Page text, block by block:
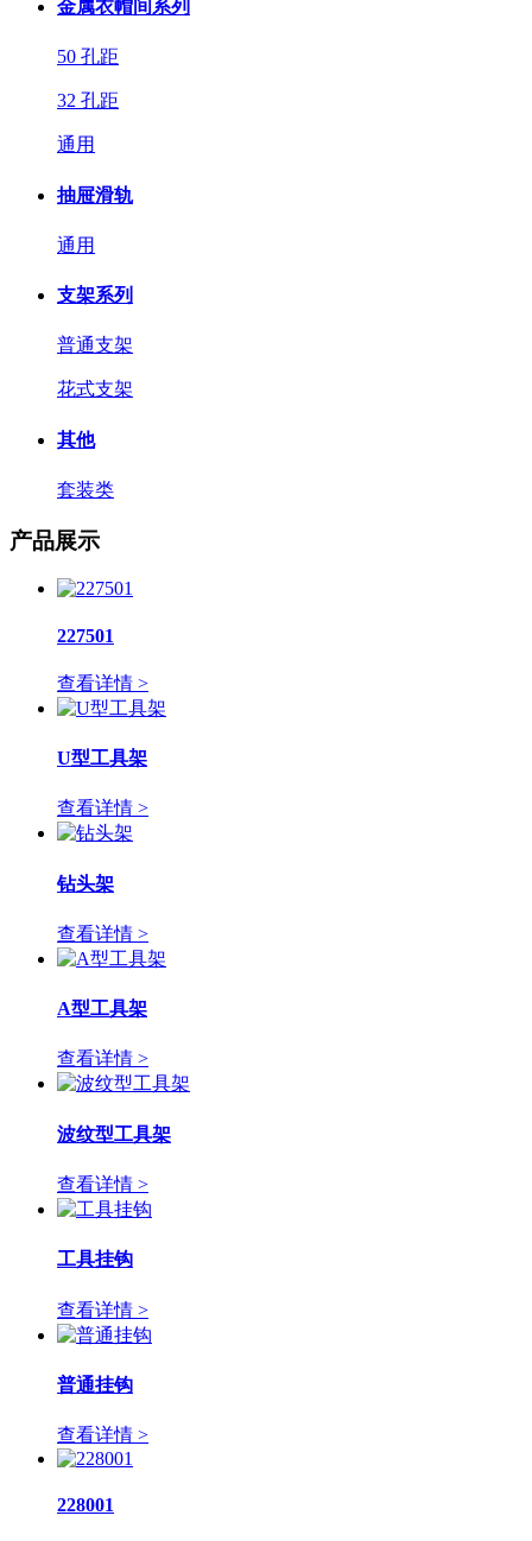
金属衣帽间系列
50 孔距
32 孔距
通用
抽屉滑轨
通用
支架系列
普通支架
花式支架
其他
套装类
产品展示
227501
查看详情 >
U型工具架
查看详情 >
钻头架
查看详情 >
A型工具架
查看详情 >
波纹型工具架
查看详情 >
工具挂钩
查看详情 >
普通挂钩
查看详情 >
228001